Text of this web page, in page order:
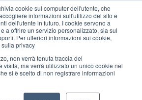
cookie sul computer dell'utente, che
informazioni sull'utilizzo del sito e
dell'utente in futuro. I cookie servono a
a offrire un servizio personalizzato, sia sul
Per ulteriori informazioni sui cookie,
privacy
non verrà tenuta traccia del
visita, ma verrà utilizzato un unico cookie nel
si è scelto di non registrare informazioni